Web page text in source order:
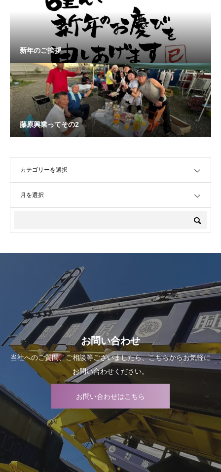
新年のご挨拶
藤原興業ってその2
お問い合わせ
当社へのご質問、ご相談等ございましたら、こちらからお気軽に
お問い合わせください。
お問い合わせはこちら